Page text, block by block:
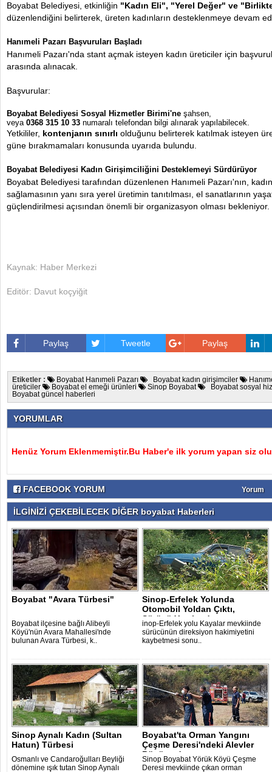
Boyabat Belediyesi, etkinliğin "Kadın Eli", "Yerel Değer" ve
düzenlendiğini belirterek, üreten kadınların desteklenmeye devam
Hanımeli Pazarı Başvuruları Başladı
Hanımeli Pazarı'nda stant açmak isteyen kadın üreticiler için
arasında alınacak.
Başvurular:
Boyabat Belediyesi Sosyal Hizmetler Birimi'ne şahsen,
veya 0368 315 10 33 numaralı telefondan bilgi alınarak yapılabilecek.
Yetkililer, kontenjanın sınırlı olduğunu belirterek katılmak isteyen
güne bırakmamaları konusunda uyarıda bulundu.
Boyabat Belediyesi Kadın Girişimciliğini Desteklemeyi Sürdürüyor
Boyabat Belediyesi tarafından düzenlenen Hanımeli Pazarı'nın,
sağlamasının yanı sıra yerel üretimin tanıtılması, el sanatlarının
güçlendirilmesi açısından önemli bir organizasyon olması bekleniyor.
Kaynak: Haber Merkezi
Editör: Davut koçyiğit
Paylaş Tweetle Paylaş
Etiketler : Boyabat Hanımeli Pazarı Boyabat kadın girişimciler
üreticiler
Boyabat el emeği ürünleri Sinop Boyabat
Boyabat sosyal
Boyabat güncel haberleri
YORUMLAR
Henüz Yorum Eklenmemiştir.Bu Haber'e ilk yorum yapan siz
FACEBOOK YORUM Yorum
İLGİNİZİ ÇEKEBİLECEK DİĞER boyabat Haberleri
Boyabat "Avara Türbesi"
Boyabat ilçesine bağlı Alibeyli
Köyü'nün Avara Mahallesi'nde
bulunan Avara Türbesi, k..
Sinop-Erfelek Yolunda
Otomobil Yoldan Çıktı,
Sürücü Yaraland..
inop-Erfelek yolu Kayalar mevkiinde
sürücünün direksiyon hakimiyetini
kaybetmesi sonu..
Sinop Aynalı Kadın (Sultan
Hatun) Türbesi
Osmanlı ve Candaroğulları Beyliği
dönemine ışık tutan Sinop Aynalı
Boyabat'ta Orman Yangını
Çeşme Deresi'ndeki Alevler
Büyümede..
Sinop Boyabat Yörük Köyü Çeşme
Deresi mevkiinde çıkan orman